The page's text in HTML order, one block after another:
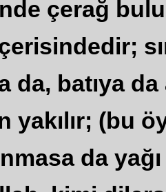
çerağ
da, batıya
yakılır; (bu
da